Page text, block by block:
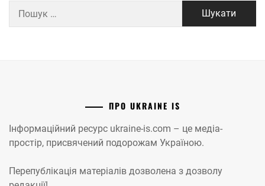
ПРО UKRAINE IS
Інформаційний ресурс ukraine-is.com – це медіа-
простір, присвячений подорожам Україною.
Перепублікація матеріалів дозволена з дозволу